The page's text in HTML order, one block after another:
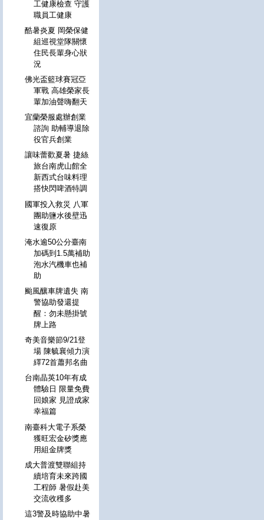
工健康檢查 守護
職員工健康
酷暑炎夏 岡榮保健
組巡視堂隊關懷
住民長輩身心狀
況
佛光盃籃球賽冠亞
軍戰 高雄榮家長
輩加油聲嗨翻天
宜蘭榮服處辦創業
諮詢 助輔導退除
役官兵創業
讓味蕾歡夏暑 捷絲
旅台南虎山館全
新西式台味料理
搭快閃啤酒特調
國軍投入救災 八軍
團助鹽水後壁迅
速復原
淹水逾50公分臺南
加碼到1.5萬補助
泡水汽機車也補
助
颱風釀車牌遺失 南
警協助發還提
醒：勿未懸掛號
牌上路
奇美音樂節9/21登
場 陳毓襄傾力演
繹72首蕭邦名曲
台南晶英10年有成
體驗日 限量免費
回娘家 見證成家
幸福篇
南臺科大電子系榮
獲旺宏金矽獎應
用組金牌獎
成大普渡雙聯組持
續培育未來跨國
工程師 暑假赴美
交流收穫多
這3警及時協助中暑